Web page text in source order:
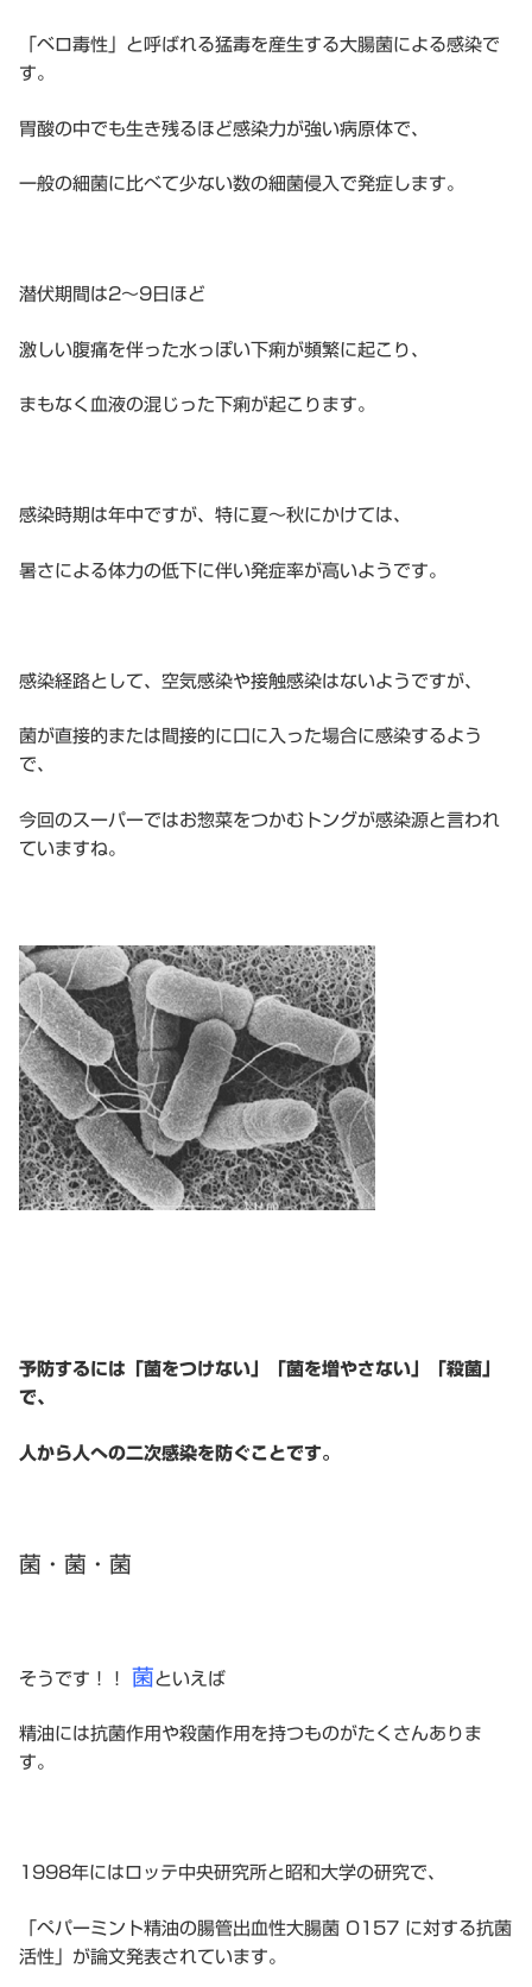
「ベロ毒性」と呼ばれる猛毒を産生する大腸菌による感染で
す。
胃酸の中でも生き残るほど感染力が強い病原体で、
一般の細菌に比べて少ない数の細菌侵入で発症します。
潜伏期間は2〜9日ほど
激しい腹痛を伴った水っぽい下痢が頻繁に起こり、
まもなく血液の混じった下痢が起こります。
感染時期は年中ですが、特に夏〜秋にかけては、
暑さによる体力の低下に伴い発症率が高いようです。
感染経路として、空気感染や接触感染はないようですが、
菌が直接的または間接的に口に入った場合に感染するよう
で、
今回のスーパーではお惣菜をつかむトングが感染源と言われ
ていますね。
予防するには「菌をつけない」「菌を増やさない」「殺菌」
で、
人から人への二次感染を防ぐことです。
菌・菌・菌
そうです！！ 菌といえば
精油には抗菌作用や殺菌作用を持つものがたくさんありま
す。
1998年にはロッテ中央研究所と昭和大学の研究で、
「ペパーミント精油の腸管出血性大腸菌 O157 に対する抗菌
活性」が論文発表されています。